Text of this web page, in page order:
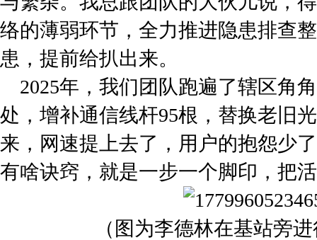
络的薄弱环节，全力推进隐患排查
患，提前给扒出来。
2025年，我们团队跑遍了辖区角
处，增补通信线杆95根，替换老旧
来，网速提上去了，用户的抱怨少
有啥诀窍，就是一步一个脚印，把
（图为李德林在基站旁